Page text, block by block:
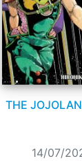
THE
14/07/